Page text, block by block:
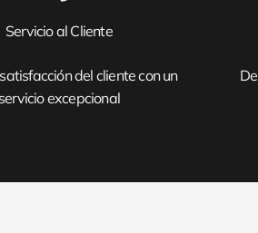
Servicio al Cliente
del cliente con un
excepcional